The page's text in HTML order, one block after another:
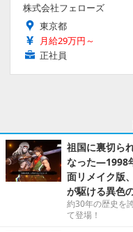
株式会社フェローズ
東京都
月給29万円～
正社員
祖国に裏切ら
なった―1998
面リメイク版
が駆ける異色
約30年の歴史を
て登場！